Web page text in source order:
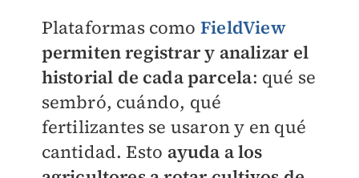
Plataformas como FieldView
permiten registrar y analizar el
historial de cada parcela: qué se
sembró, cuándo, qué
fertilizantes se usaron y en qué
cantidad. Esto ayuda a los